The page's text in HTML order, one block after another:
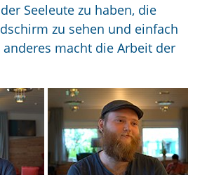
Seeleute zu haben, die
zu sehen und einfach
macht die Arbeit der